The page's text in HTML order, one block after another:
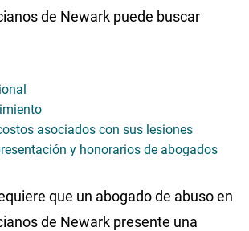
de Newark puede buscar
asociados con sus lesiones
y honorarios de abogados
que un abogado de abuso en
de Newark presente una